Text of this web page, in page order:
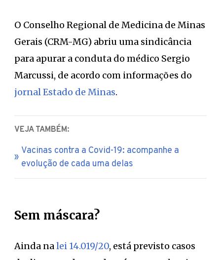
O Conselho Regional de Medicina de Minas
Gerais (CRM-MG) abriu uma sindicância
para apurar a conduta do médico Sergio
Marcussi, de acordo com informações do
jornal Estado de Minas.
VEJA TAMBÉM:
Vacinas contra a Covid-19: acompanhe a
evolução de cada uma delas
Sem máscara?
Ainda nalei 14.019/20, está previsto casos